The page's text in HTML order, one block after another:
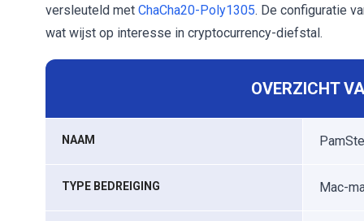
versleuteld met ChaCha20-Poly1305. De configuratie
wat wijst op interesse in cryptocurrency-diefstal.
OVERZICHT
NAAM
TYPE BEDREIGING Mac-